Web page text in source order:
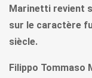
Marinetti revient
sur le caractère
siècle.
Filippo Tommaso